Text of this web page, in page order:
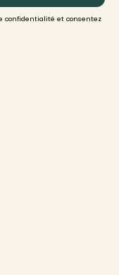
confidentialité et consentez